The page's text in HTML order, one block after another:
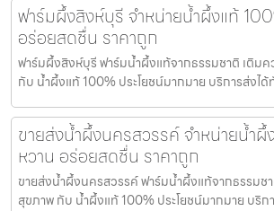
ฟาร์มผึ้งสิงห์บุรี จำหน่ายน้ำผึ้งแท้
อร่อยสดชื่น ราคาถูก
ฟาร์มผึ้งสิงห์บุรี ฟาร์มน้ำผึ้งแท้จากธรรมชาติ เติม
กับ น้ำผึ้งแท้ 100% ประโยชน์มากมาย บริการส่งได้
ขายส่งน้ำผึ้งนครสวรรค์ จำหน่ายน้ำ
หวาน อร่อยสดชื่น ราคาถูก
ขายส่งน้ำผึ้งนครสวรรค์ ฟาร์มน้ำผึ้งแท้จากธรรมช
สุขภาพ กับ น้ำผึ้งแท้ 100% ประโยชน์มากมาย บริก